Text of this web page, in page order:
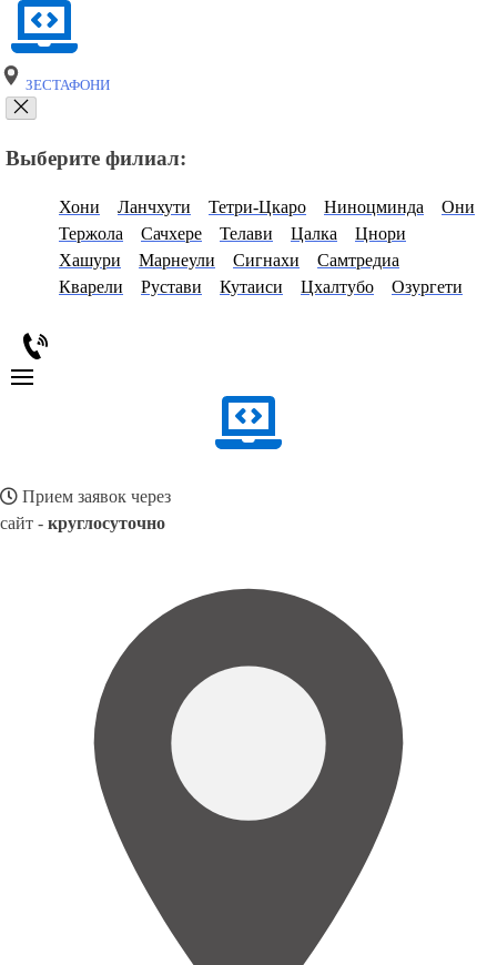
ЗЕСТАФОНИ
Выберите филиал:
Хони Ланчхути Тетри-Цкаро Ниноцминда
Они
Тержола
Сачхере Телави Цалка
Цнори
Хашури
Марнеули Сигнахи
Самтредиа
Кварели
Рустави Кутаиси Цхалтубо Озургети
Прием заявок через
сайт - круглосуточно